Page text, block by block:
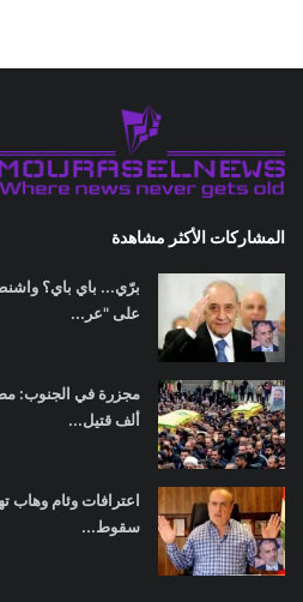
المشاركات الأكثر مشاهدة
برّي... باي باي؟
على "عر...
ألف قتيل...
اعترافات وئام وهاب
سقوط...